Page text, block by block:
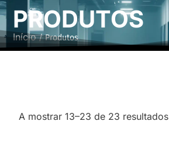
PRODUTOS
Início/ Produtos
A mostrar 13–23 de 23 resultados